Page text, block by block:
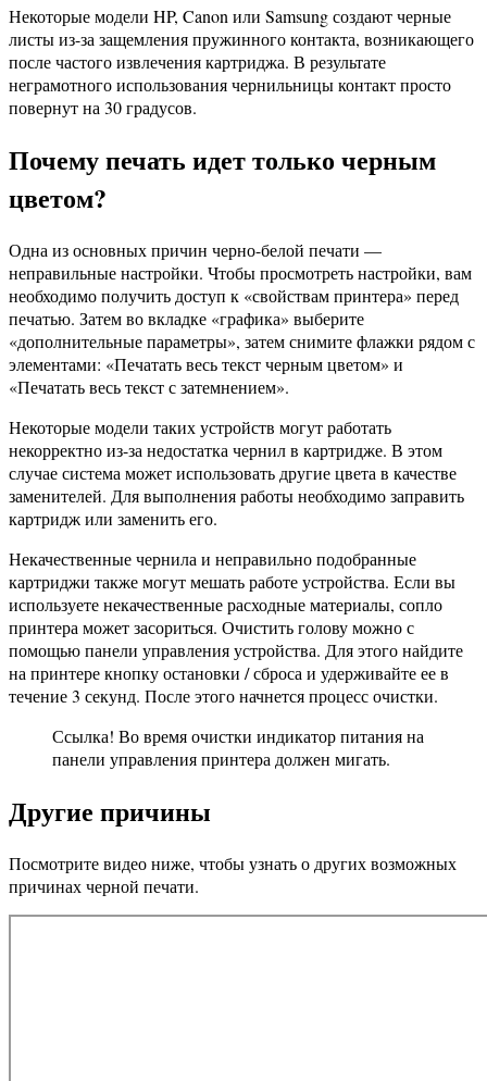
Некоторые модели HP, Canon или Samsung создают черные
листы из-за защемления пружинного контакта, возникающего
после частого извлечения картриджа. В результате
неграмотного использования чернильницы контакт просто
повернут на 30 градусов.
Почему печать идет только черным
цветом?
Одна из основных причин черно-белой печати —
неправильные настройки. Чтобы просмотреть настройки, вам
необходимо получить доступ к «свойствам принтера» перед
печатью. Затем во вкладке «графика» выберите
«дополнительные параметры», затем снимите флажки рядом с
элементами: «Печатать весь текст черным цветом» и
«Печатать весь текст с затемнением».
Некоторые модели таких устройств могут работать
некорректно из-за недостатка чернил в картридже. В этом
случае система может использовать другие цвета в качестве
заменителей. Для выполнения работы необходимо заправить
картридж или заменить его.
Некачественные чернила и неправильно подобранные
картриджи также могут мешать работе устройства. Если вы
используете некачественные расходные материалы, сопло
принтера может засориться. Очистить голову можно с
помощью панели управления устройства. Для этого найдите
на принтере кнопку остановки / сброса и удерживайте ее в
течение 3 секунд. После этого начнется процесс очистки.
Ссылка! Во время очистки индикатор питания на
панели управления принтера должен мигать.
Другие причины
Посмотрите видео ниже, чтобы узнать о других возможных
причинах черной печати.